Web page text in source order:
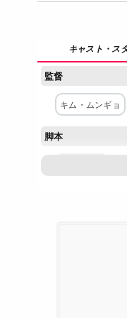
監督
キム・ムンギョ
脚本